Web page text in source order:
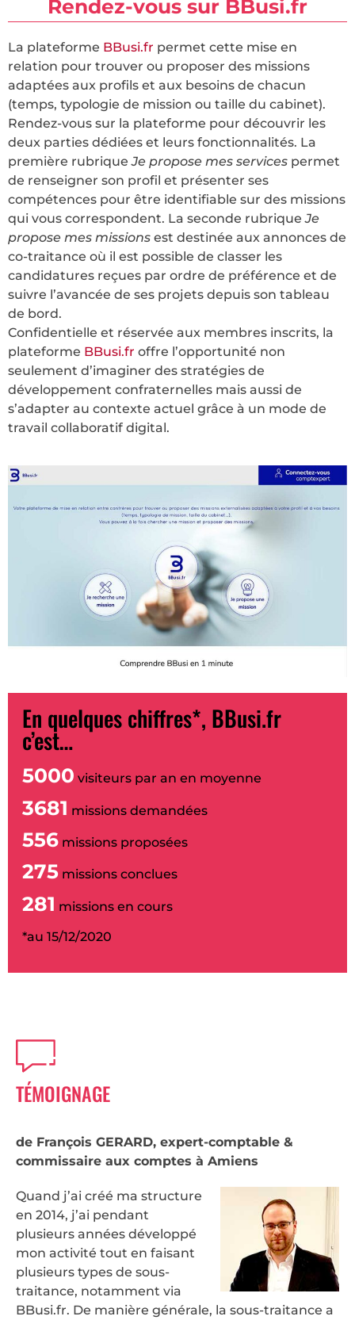
Rendez-vous sur BBusi.fr
La plateforme BBusi.fr permet cette mise en
relation pour trouver ou proposer des missions
adaptées aux profils et aux besoins de chacun
(temps, typologie de mission ou taille du cabinet).
Rendez-vous sur la plateforme pour découvrir les
deux parties dédiées et leurs fonctionnalités. La
première rubriqueJe propose mes services permet
de renseigner son profil et présenter ses
compétences pour être identifiable sur des missions
qui vous correspondent. La seconde rubriqueJe
propose mes missions est destinée aux annonces de
co-traitance où il est possible de classer les
candidatures reçues par ordre de préférence et de
suivre l’avancée de ses projets depuis son tableau
de bord.
Confidentielle et réservée aux membres inscrits, la
plateforme BBusi.fr offre l’opportunité non
seulement d’imaginer des stratégies de
développement confraternelles mais aussi de
s’adapter au contexte actuel grâce à un mode de
travail collaboratif digital.
En quelques chiffres*, BBusi.fr
c’est…
5000 visiteurs par an en moyenne
3681 missions demandées
556 missions proposées
275 missions conclues
281 missions en cours
*au 15/12/2020
TÉMOIGNAGE
de François GERARD, expert-comptable &
commissaire aux comptes à Amiens
Quand j’ai créé ma structure
en 2014, j’ai pendant
plusieurs années développé
mon activité tout en faisant
plusieurs types de sous-
traitance, notamment via
BBusi.fr. De manière générale, la sous-traitance a